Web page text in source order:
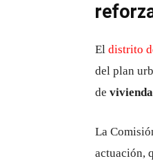
El distrito
del plan
de
La
actuación,